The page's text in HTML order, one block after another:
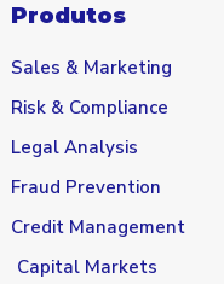
Produtos
Sales & Marketing
Risk & Compliance
Legal Analysis
Fraud Prevention
Credit Management
Capital Markets